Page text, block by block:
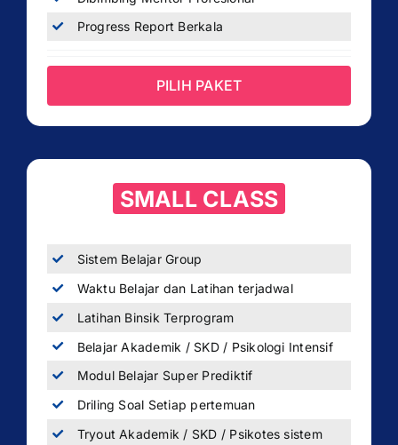
Progress Report Berkala
PILIH PAKET
SMALL CLASS
Sistem Belajar Group
Waktu Belajar dan Latihan terjadwal
Latihan Binsik Terprogram
Belajar Akademik / SKD / Psikologi Intensif
Modul Belajar Super Prediktif
Driling Soal Setiap pertemuan
Tryout Akademik / SKD / Psikotes sistem